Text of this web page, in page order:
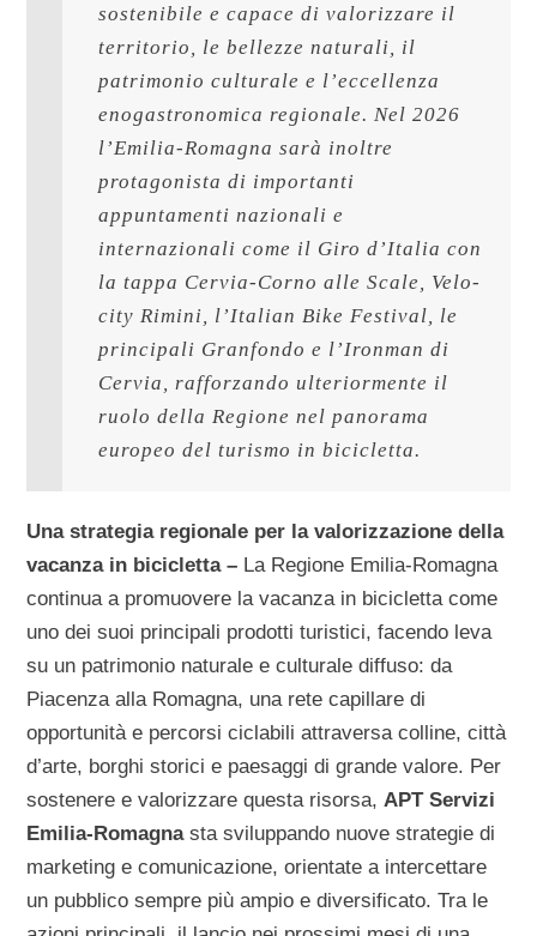
sostenibile e capace di valorizzare il
territorio, le bellezze naturali, il
patrimonio culturale e l’eccellenza
enogastronomica regionale. Nel 2026
l’Emilia-Romagna sarà inoltre
protagonista di importanti
appuntamenti nazionali e
internazionali come il Giro d’Italia con
la tappa Cervia-Corno alle Scale, Velo-
city Rimini, l’Italian Bike Festival, le
principali Granfondo e l’Ironman di
Cervia, rafforzando ulteriormente il
ruolo della Regione nel panorama
europeo del turismo in bicicletta.
Una strategia regionale per la valorizzazione della
vacanza in bicicletta – La Regione Emilia-Romagna
continua a promuovere la vacanza in bicicletta come
uno dei suoi principali prodotti turistici, facendo leva
su un patrimonio naturale e culturale diffuso: da
Piacenza alla Romagna, una rete capillare di
opportunità e percorsi ciclabili attraversa colline, città
d’arte, borghi storici e paesaggi di grande valore. Per
sostenere e valorizzare questa risorsa, APT Servizi
Emilia-Romagnasta sviluppando nuove strategie di
marketing e comunicazione, orientate a intercettare
un pubblico sempre più ampio e diversificato. Tra le